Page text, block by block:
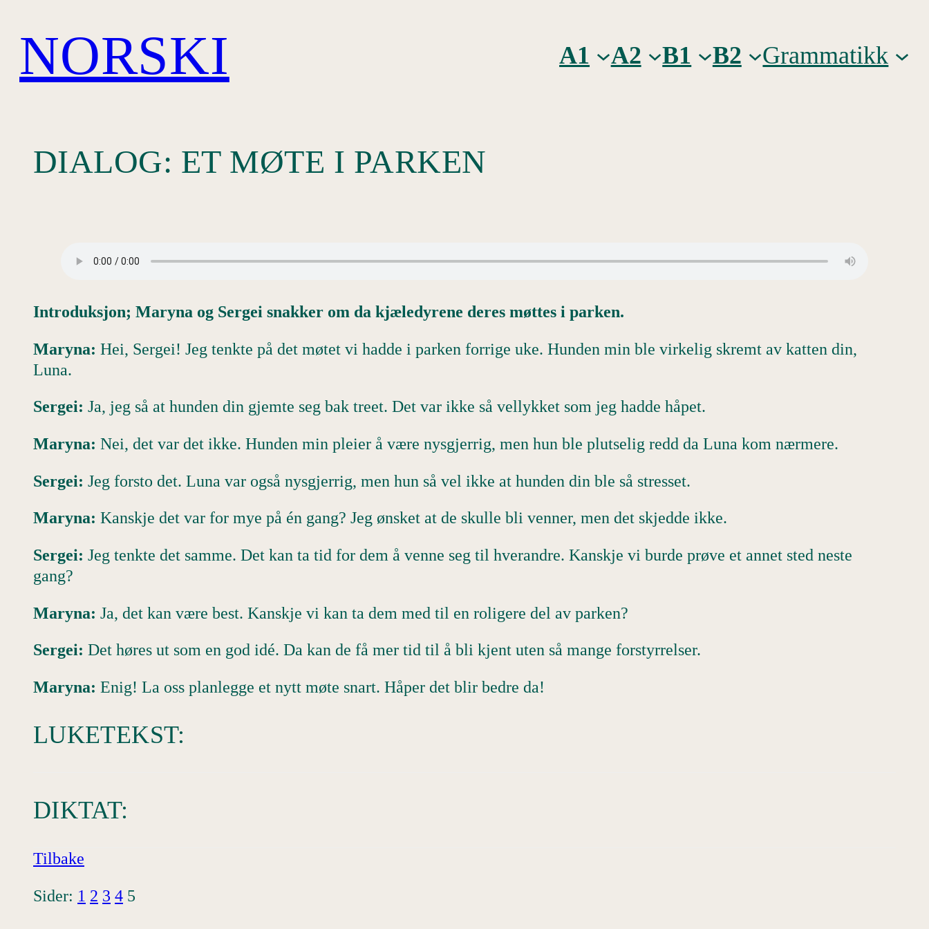
innhold
NORSKI A1 A2 B1 B2 Grammatikk
DIALOG: ET MØTE I PARKEN
Introduksjon; Maryna og Sergei snakker om da kjæledyrene deres møttes i parken.
Maryna: Hei, Sergei! Jeg tenkte på det møtet vi hadde i parken forrige uke. Hunden min ble virkelig skremt av katten din,
Luna.
Sergei: Ja, jeg så at hunden din gjemte seg bak treet. Det var ikke så vellykket som jeg hadde håpet.
Maryna: Nei, det var det ikke. Hunden min pleier å være nysgjerrig, men hun ble plutselig redd da Luna kom nærmere.
Sergei: Jeg forsto det. Luna var også nysgjerrig, men hun så vel ikke at hunden din ble så stresset.
Maryna: Kanskje det var for mye på én gang? Jeg ønsket at de skulle bli venner, men det skjedde ikke.
Sergei: Jeg tenkte det samme. Det kan ta tid for dem å venne seg til hverandre. Kanskje vi burde prøve et annet sted neste
gang?
Maryna: Ja, det kan være best. Kanskje vi kan ta dem med til en roligere del av parken?
Sergei: Det høres ut som en god idé. Da kan de få mer tid til å bli kjent uten så mange forstyrrelser.
Maryna: Enig! La oss planlegge et nytt møte snart. Håper det blir bedre da!
LUKETEKST:
DIKTAT:
Tilbake
Sider: 1 2 3 4 5